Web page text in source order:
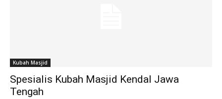
Kubah Masjid
Spesialis Kubah Masjid Kendal Jawa
Tengah